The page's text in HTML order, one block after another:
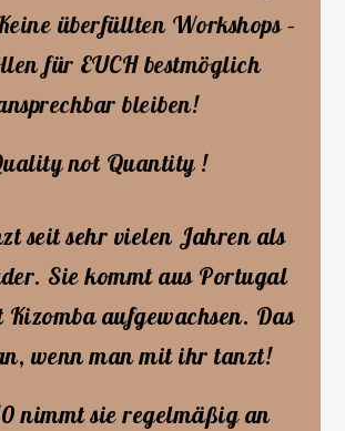
überfüllten Workshops –
für EUCH bestmöglich
bleiben!
not Quantity !
seit sehr vielen Jahren als
Sie kommt aus Portugal
aufgewachsen. Das
wenn man mit ihr tanzt!
nimmt sie regelmäßig an